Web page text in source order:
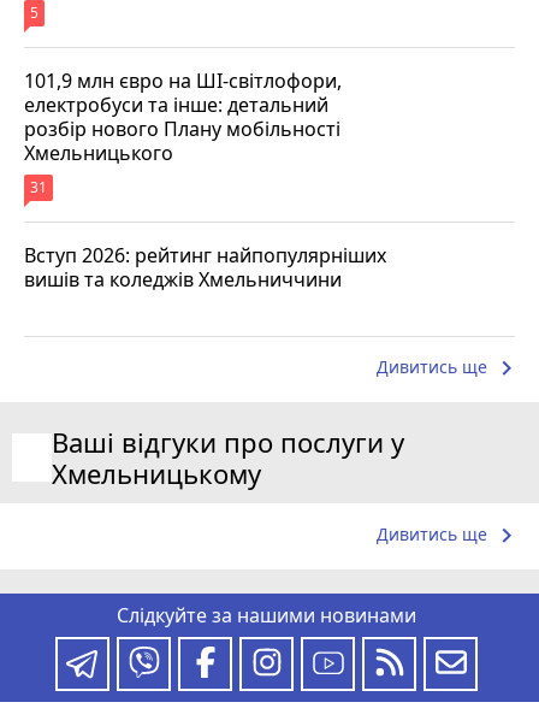
5
101,9 млн євро на ШІ-світлофори,
електробуси та інше: детальний
розбір нового Плану мобільності
Хмельницького
31
Вступ 2026: рейтинг найпопулярніших
вишів та коледжів Хмельниччини
Дивитись ще keyboard_arrow_right
Ваші відгуки про послуги у
Хмельницькому
Дивитись ще keyboard_arrow_right
Слідкуйте за нашими новинами